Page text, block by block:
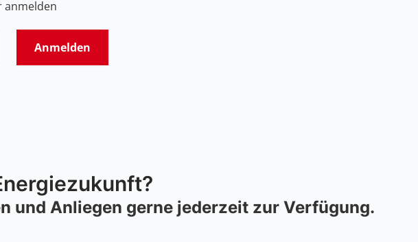
anmelden
Anmelden
und Anliegen gerne jederzeit zur Verfügung.